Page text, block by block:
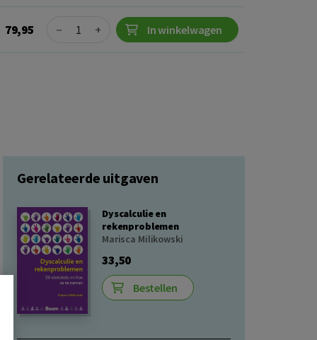
79,95 Quantity
− + In winkelwagen
Gerelateerde uitgaven
Dyscalculie en
rekenproblemen
Marisca Milikowski
33,50
Bestellen